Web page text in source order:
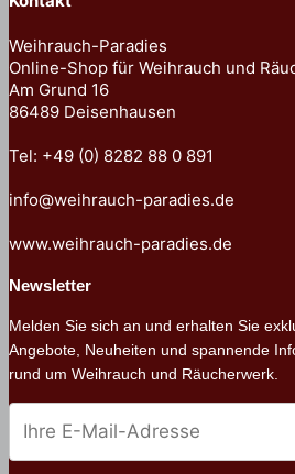
Weihrauch-Paradies
Online-Shop für Weihrauch und
Am Grund 16
86489 Deisenhausen
Tel: +49 (0) 8282 88 0 891
info@weihrauch-paradies.de
www.weihrauch-paradies.de
Newsletter
Melden Sie sich an und erhalten Sie
Angebote, Neuheiten und spannende
rund um Weihrauch und Räucherwerk.